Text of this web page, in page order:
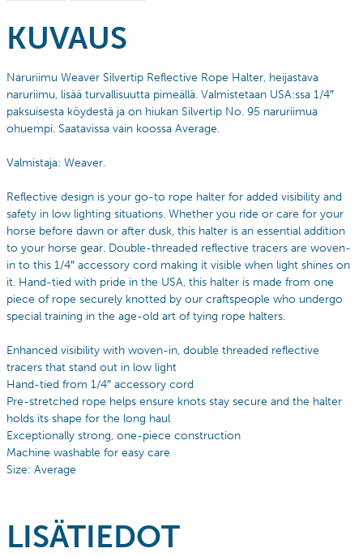
KUVAUS
Naruriimu Weaver Silvertip Reflective Rope Halter, heijastava
naruriimu, lisää turvallisuutta pimeällä. Valmistetaan USA:ssa 1/4″
paksuisesta köydestä ja on hiukan Silvertip No. 95 naruriimua
ohuempi. Saatavissa vain koossa Average.
Valmistaja: Weaver.
Reflective design is your go-to rope halter for added visibility and
safety in low lighting situations. Whether you ride or care for your
horse before dawn or after dusk, this halter is an essential addition
to your horse gear. Double-threaded reflective tracers are woven-
in to this 1/4″ accessory cord making it visible when light shines on
it. Hand-tied with pride in the USA, this halter is made from one
piece of rope securely knotted by our craftspeople who undergo
special training in the age-old art of tying rope halters.
Enhanced visibility with woven-in, double threaded reflective
tracers that stand out in low light
Hand-tied from 1/4″ accessory cord
Pre-stretched rope helps ensure knots stay secure and the halter
holds its shape for the long haul
Exceptionally strong, one-piece construction
Machine washable for easy care
Size: Average
LISÄTIEDOT